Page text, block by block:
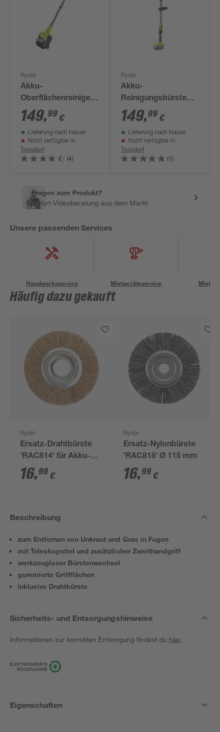
Ryobi
Akku-
Oberflächenreiniger
'ONE+ RY18PCB-0'
18 V ohne Akku und
Ladegerät
149,99 €
Lieferung nach Hause
Nicht verfügbar in
Troisdorf
(4)
Ryobi
Akku-
Reinigungsbürste
'ONE+ R18TPS-0 '
18V ohne Akku und
Ladegerät
149,99 €
Lieferung nach Hause
Nicht verfügbar in
Troisdorf
(1)
Fragen zum Produkt?
Sofort-Videoberatung aus dem Markt
Unsere passenden Services
Handwerksservice Mietgeräteservice
Häufig dazu gekauft
Ryobi
Ersatz-Drahtbürste
'RAC814' für Akku-
Fugenreiniger
'RY18PCA' Ø 115 mm
16,99 €
Ryobi
Ersatz-Nylonbürste
'RAC818' Ø 115 mm
16,99 €
Beschreibung
zum Entfernen von Unkraut und Gras in Fugen
mit Teleskopstiel und zusätzlicher Zweithandgriff
werkzeugloser Bürstenwechsel
gummierte Griffflächen
inklusive Drahtbürste
Sicherheits- und Entsorgungshinweise
Informationen zur korrekten Entsorgung findest du hier.
Eigenschaften